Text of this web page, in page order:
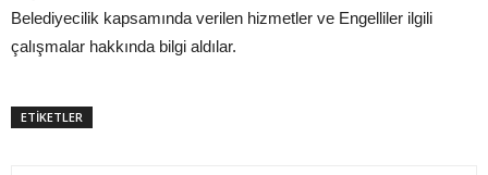
Belediyecilik kapsamında verilen hizmetler ve Engelliler ilgili
çalışmalar hakkında bilgi aldılar.
ETİKETLER